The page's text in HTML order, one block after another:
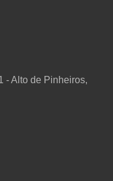
- Alto de Pinheiros,